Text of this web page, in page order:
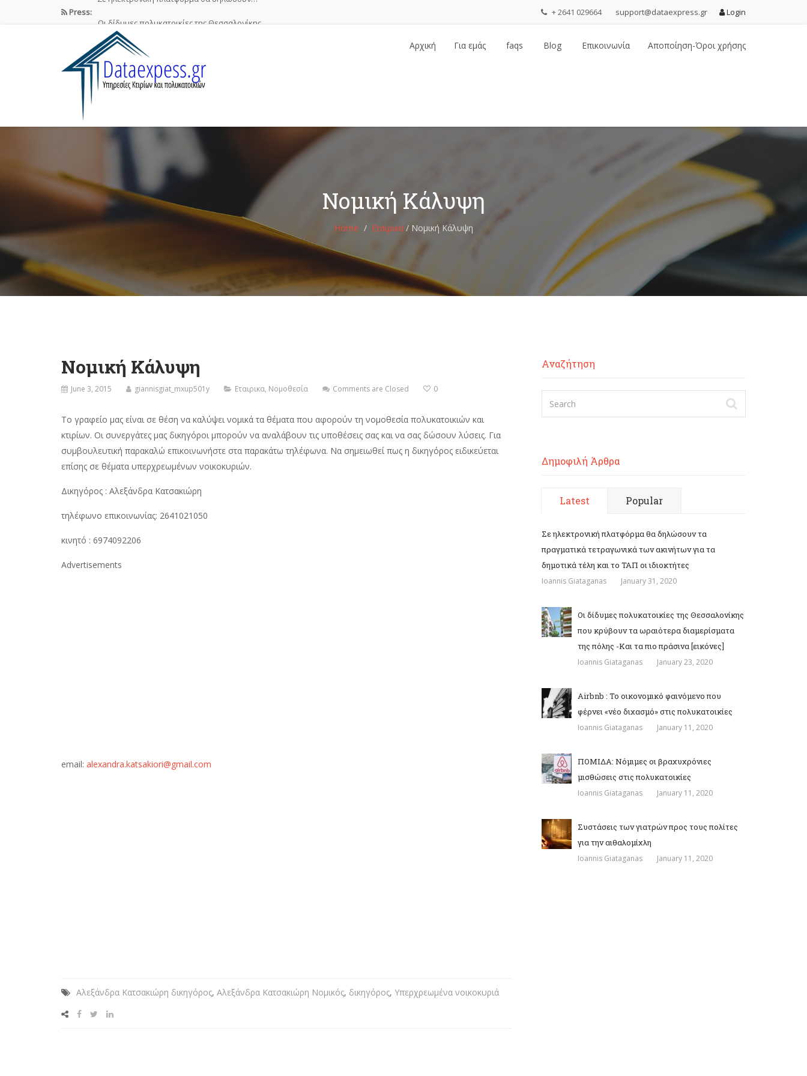
Press:
Airbnb : Το οικονομικό φαινόμενο…
ΠΟΜΙΔΑ: Νόμιμες οι βραχυχρόνιες μισθώσεις…
Συστάσεις των γιατρών προς τους…
Login
+ 2641 029664 support@dataexpress.gr
Αρχική Για εμάς faqs Blog Επικοινωνία Αποποίηση-Όροι χρήσης
Νομική Κάλυψη
Home Εταιρικα /Νομική Κάλυψη
Νομική Κάλυψη
June 3, 2015 giannisgiat_mxup501y Εταιρικα, Νομοθεσία Comments are Closed 0
Το γραφείο μας είναι σε θέση να καλύψει νομικά τα θέματα που αφορούν τη νομοθεσία πολυκατοικιών και
κτιρίων. Οι συνεργάτες μας δικηγόροι μπορούν να αναλάβουν τις υποθέσεις σας και να σας δώσουν λύσεις. Για
συμβουλευτική παρακαλώ επικοινωνήστε στα παρακάτω τηλέφωνα. Να σημειωθεί πως η δικηγόρος ειδικεύεται
επίσης σε θέματα υπερχρεωμένων νοικοκυριών.
Δικηγόρος : Αλεξάνδρα Κατσακιώρη
τηλέφωνο επικοινωνίας: 2641021050
κινητό : 6974092206
Advertisements
email: alexandra.katsakiori@gmail.com
Αλεξάνδρα Κατσακιώρη δικηγόρος, Αλεξάνδρα Κατσακιώρη Νομικός, δικηγόρος, Υπερχρεωμένα νοικοκυριά
Αναζήτηση
Δημοφιλή Άρθρα
Latest Popular
Σε ηλεκτρονική πλατφόρμα θα δηλώσουν τα
πραγματικά τετραγωνικά των ακινήτων για τα
δημοτικά τέλη και το ΤΑΠ οι ιδιοκτήτες
Ioannis Giataganas January 31, 2020
Οι δίδυμες πολυκατοικίες της Θεσσαλονίκης
που κρύβουν τα ωραιότερα διαμερίσματα
της πόλης -Και τα πιο πράσινα [εικόνες]
Ioannis Giataganas January 23, 2020
Airbnb : Το οικονομικό φαινόμενο που
φέρνει «νέο διχασμό» στις πολυκατοικίες
Ioannis Giataganas January 11, 2020
ΠΟΜΙΔΑ: Νόμιμες οι βραχυχρόνιες
μισθώσεις στις πολυκατοικίες
Ioannis Giataganas January 11, 2020
Συστάσεις των γιατρών προς τους πολίτες
για την αιθαλομίχλη
Ioannis Giataganas January 11, 2020